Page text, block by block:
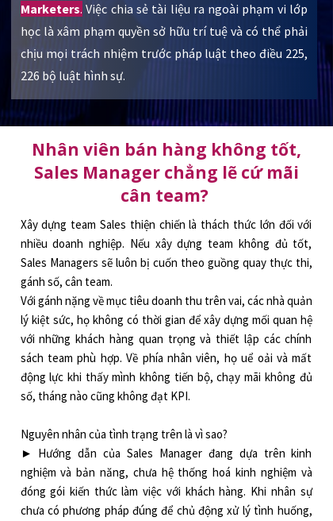
Marketers. Việc chia sẻ tài liệu ra ngoài phạm vi lớp
học là xâm phạm quyền sở hữu trí tuệ và có thể phải
chịu mọi trách nhiệm trước pháp luật theo điều 225,
226 bộ luật hình sự.
Nhân viên bán hàng không tốt,
Sales Manager chẳng lẽ cứ mãi
cân team?
Xây dựng team Sales thiện chiến là thách thức lớn đối với
nhiều doanh nghiệp. Nếu xây dựng team không đủ tốt,
Sales Managers sẽ luôn bị cuốn theo guồng quay thực thi,
gánh số, cân team.
Với gánh nặng về mục tiêu doanh thu trên vai, các nhà quản
lý kiệt sức, họ không có thời gian để xây dựng mối quan hệ
với những khách hàng quan trọng và thiết lập các chính
sách team phù hợp. Về phía nhân viên, họ uể oải và mất
động lực khi thấy mình không tiến bộ, chạy mãi không đủ
số, tháng nào cũng không đạt KPI.
Nguyên nhân của tình trạng trên là vì sao?
► Hướng dẫn của Sales Manager đang dựa trên kinh
nghiệm và bản năng, chưa hệ thống hoá kinh nghiệm và
đóng gói kiến thức làm việc với khách hàng. Khi nhân sự
chưa có phương pháp đúng để chủ động xử lý tình huống,